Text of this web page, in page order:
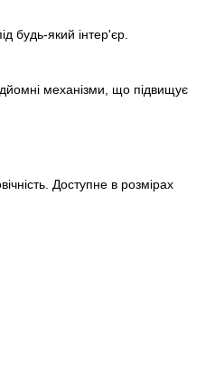
будь-який інтер'єр.
механізми, що підвищує
Доступне в розмірах